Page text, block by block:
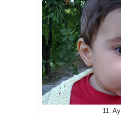
11. Ay